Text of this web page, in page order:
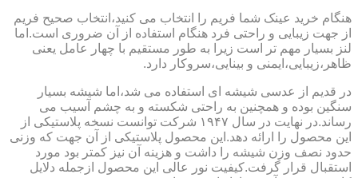
هنگام خرید عینک شما فریم را انتخاب می کنید،انتخاب صحیح فریم
از جهت زیبایی و راحتی فرد هنگام استفاده از آن ضروری است.اما
لنز بسیار مهم تر است زیرا به طور مستقیم با چهار عامل یعنی
ظاهر،زیبایی،ایمنی و بینایی،سروکار دارد.
در قدیم از عدسی شیشه ای استفاده می شد،اما شیشه بسیار
سنگین بوده و همچنین به راحتی شکسته و به چشم آسیب می
رساند.در نهایت در سال ۱۹۴۷ شرکت توانست نسخه پلاستیکی از
این محصول را ارائه دهد.این محصول پلاستیکی از آن جهت که وزنی
حدود نصف وزن شیشه را داشت و هزینه آن نیز کمتر بود مورد
استقبال قرار گرفت.کیفیت نور عالی این محصول ازجمله دلایل